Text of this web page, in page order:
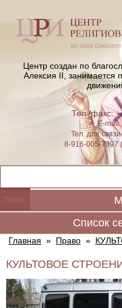
Центр создан по
Алексия II, занимается
Тел./факс:
E-mail:
Тел. для
8-916-005-7397
Cписок
Главная » Право »
КУЛЬТОВОЕ